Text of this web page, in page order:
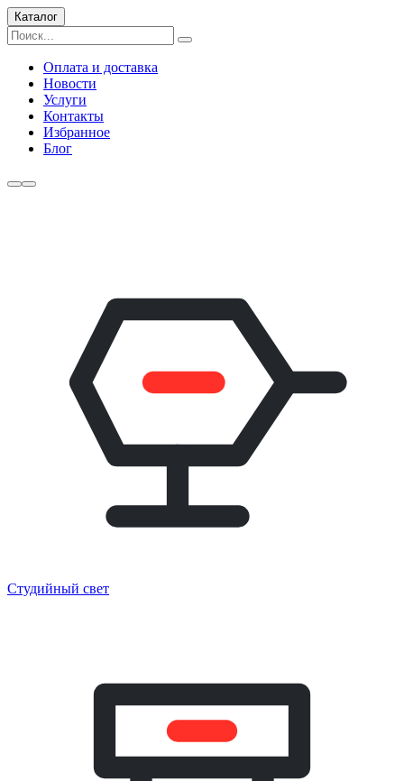
Каталог
Оплата и доставка
Новости
Услуги
Контакты
Избранное
Блог
Студийный свет